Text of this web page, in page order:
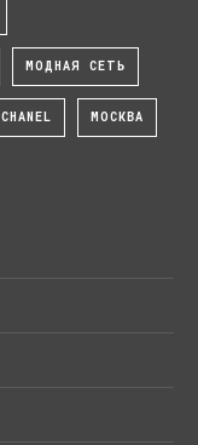
МОДНАЯ СЕТЬ
CHANEL МОСКВА